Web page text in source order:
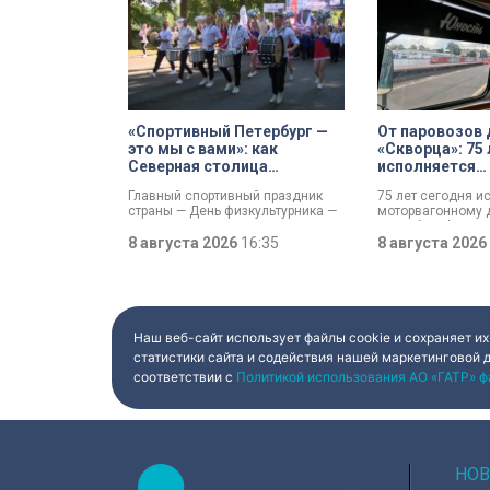
«Спортивный Петербург —
это мы с вами»: как
Северная столица
физкультурника
Главный спортивный праздник
страны — День физкультурника —
причастных поздравил президент
Владимир Путин, отметив:
тренировочных баз и
обратился губернатор Александр
Беглов. Он подчеркнул: именно в
городе на Неве зародились
традиции футбола, фигурного
атлетики, плавания и триатлона.
Тысячи спортсменов разного
8 августа 2026 16:35
От паровозов
«Скворца»: 75
исполняется
Санкт-
Финляндский
75 лет сегодня
моторвагонному
Петербург-
Появление этого
железной дороги
выполняли 13
предприятия —
вагоны и ретро-
8 августа 2026
Наш веб-сайт использует файлы cookie и сохраняет
статистики сайта и содействия нашей
соответствии с Политикой использования АО «ГАТР»